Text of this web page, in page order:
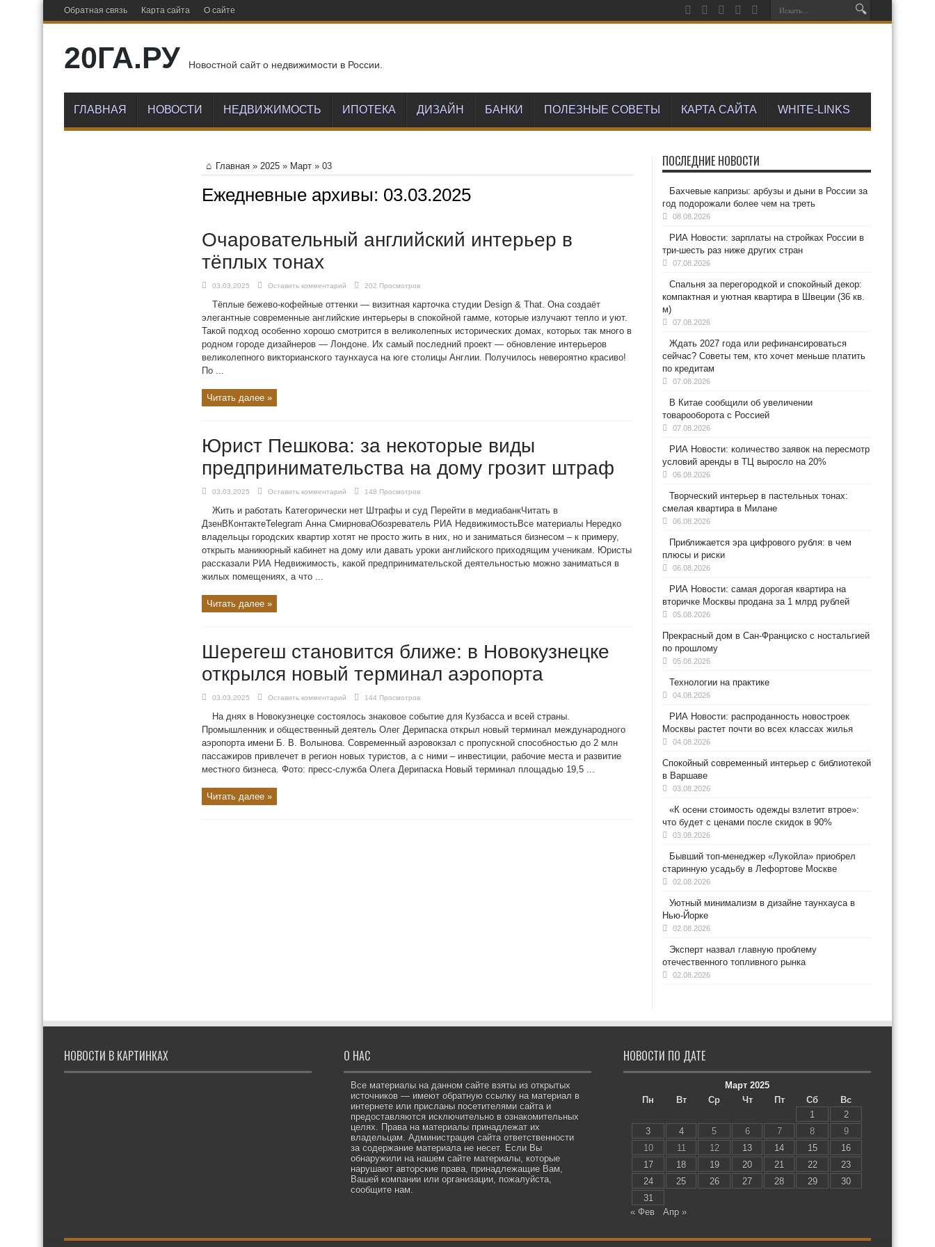
Обратная связь Карта сайта О сайте
20ГА.РУ Новостной сайт о недвижимости в России.
ГЛАВНАЯ НОВОСТИ НЕДВИЖИМОСТЬ ИПОТЕКА ДИЗАЙН БАНКИ ПОЛЕЗНЫЕ СОВЕТЫ КАРТА САЙТА WHITE-LINKS
Главная » 2025 » Март » 03
Ежедневные архивы: 03.03.2025
Очаровательный английский интерьер в
тёплых тонах
03.03.2025 Оставить комментарий 202 Просмотров
Тёплые бежево-кофейные оттенки — визитная карточка студии Design & That. Она создаёт
элегантные современные английские интерьеры в спокойной гамме, которые излучают тепло и уют.
Такой подход особенно хорошо смотрится в великолепных исторических домах, которых так много в
родном городе дизайнеров — Лондоне. Их самый последний проект — обновление интерьеров
великолепного викторианского таунхауса на юге столицы Англии. Получилось невероятно красиво!
По ...
Читать далее »
Юрист Пешкова: за некоторые виды
предпринимательства на дому грозит штраф
03.03.2025 Оставить комментарий 148 Просмотров
Жить и работать Категорически нет Штрафы и суд Перейти в медиабанкЧитать в
ДзенВКонтактеTelegram Анна СмирноваОбозреватель РИА НедвижимостьВсе материалы Нередко
владельцы городских квартир хотят не просто жить в них, но и заниматься бизнесом – к примеру,
открыть маникюрный кабинет на дому или давать уроки английского приходящим ученикам. Юристы
рассказали РИА Недвижимость, какой предпринимательской деятельностью можно заниматься в
жилых помещениях, а что ...
Читать далее »
Шерегеш становится ближе: в Новокузнецке
открылся новый терминал аэропорта
03.03.2025 Оставить комментарий 144 Просмотров
На днях в Новокузнецке состоялось знаковое событие для Кузбасса и всей страны.
Промышленник и общественный деятель Олег Дерипаска открыл новый терминал международного
аэропорта имени Б. В. Волынова. Современный аэровокзал с пропускной способностью до 2 млн
пассажиров привлечет в регион новых туристов, а с ними – инвестиции, рабочие места и развитие
местного бизнеса. Фото: пресс-служба Олега Дерипаска Новый терминал площадью 19,5 ...
Читать далее »
ПОСЛЕДНИЕ НОВОСТИ
Бахчевые капризы: арбузы и дыни в России за
год подорожали более чем на треть
08.08.2026
РИА Новости: зарплаты на стройках России в
три-шесть раз ниже других стран
07.08.2026
Спальня за перегородкой и спокойный декор:
компактная и уютная квартира в Швеции (36 кв.
м)
07.08.2026
Ждать 2027 года или рефинансироваться
сейчас? Советы тем, кто хочет меньше платить
по кредитам
07.08.2026
В Китае сообщили об увеличении
товарооборота с Россией
07.08.2026
РИА Новости: количество заявок на пересмотр
условий аренды в ТЦ выросло на 20%
06.08.2026
Творческий интерьер в пастельных тонах:
смелая квартира в Милане
06.08.2026
Приближается эра цифрового рубля: в чем
плюсы и риски
06.08.2026
РИА Новости: самая дорогая квартира на
вторичке Москвы продана за 1 млрд рублей
05.08.2026
Прекрасный дом в Сан-Франциско с ностальгией
по прошлому
05.08.2026
Технологии на практике
04.08.2026
РИА Новости: распроданность новостроек
Москвы растет почти во всех классах жилья
04.08.2026
Спокойный современный интерьер с библиотекой
в Варшаве
03.08.2026
«К осени стоимость одежды взлетит втрое»:
что будет с ценами после скидок в 90%
03.08.2026
Бывший топ-менеджер «Лукойла» приобрел
старинную усадьбу в Лефортове Москве
02.08.2026
Уютный минимализм в дизайне таунхауса в
Нью-Йорке
02.08.2026
Эксперт назвал главную проблему
отечественного топливного рынка
02.08.2026
НОВОСТИ В КАРТИНКАХ О НАС
Все материалы на данном сайте взяты из открытых
источников — имеют обратную ссылку на материал в
интернете или присланы посетителями сайта и
предоставляются исключительно в ознакомительных
целях. Права на материалы принадлежат их
владельцам. Администрация сайта ответственности
за содержание материала не несет. Если Вы
обнаружили на нашем сайте материалы, которые
нарушают авторские права, принадлежащие Вам,
Вашей компании или организации, пожалуйста,
сообщите нам.
НОВОСТИ ПО ДАТЕ
Март 2025
Пн
Вт Ср Чт Пт Сб
Вс
1
2
3
4 5 6 7 8
9
10
11 12 13 14 15
16
17
18 19 20 21 22
23
24
25 26 27 28 29
30
31
« Фев
Апр »